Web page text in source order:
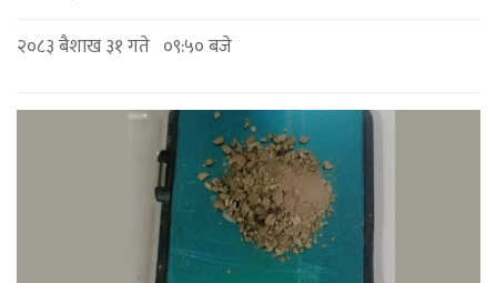
२०८३ बैशाख ३१ गते ०९:५० बजे